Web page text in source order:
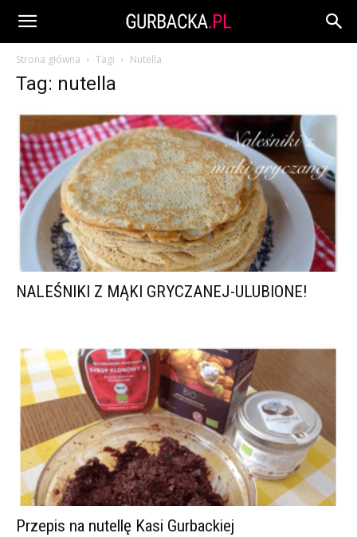
Strona główna Tagi Nutella
Tag: nutella
NALEŚNIKI Z MĄKI GRYCZANEJ-ULUBIONE!
Przepis na nutellę Kasi Gurbackiej